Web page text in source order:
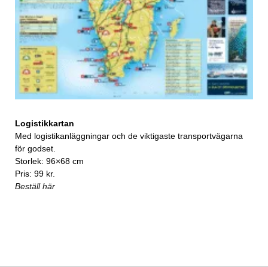
Logistikkartan
Med logistikanläggningar och de viktigaste transportvägarna
för godset.
Storlek: 96×68 cm
Pris: 99 kr.
Beställ här